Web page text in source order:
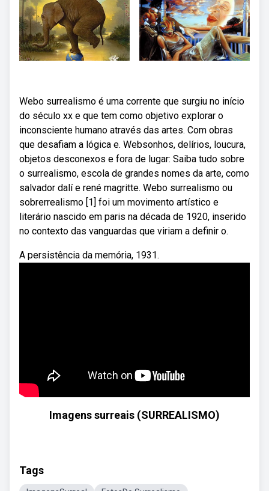
Webo surrealismo é uma corrente que surgiu no início
do século xx e que tem como objetivo explorar o
inconsciente humano através das artes. Com obras
que desafiam a lógica e. Websonhos, delírios, loucura,
objetos desconexos e fora de lugar: Saiba tudo sobre
o surrealismo, escola de grandes nomes da arte, como
salvador dalí e rené magritte. Webo surrealismo ou
sobrerrealismo [1] foi um movimento artístico e
literário nascido em paris na década de 1920, inserido
no contexto das vanguardas que viriam a definir o.
A persistência da memória, 1931.
Imagens surreais (SURREALISMO)
Tags